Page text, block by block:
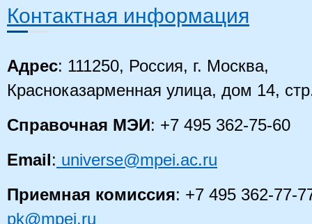
Контактная информация
Адрес: 111250, Россия, г. Москва,
Красноказарменная улица, дом 14,
Справочная МЭИ: +7 495 362-75-60
Email: universe@mpei.ac.ru
Приемная комиссия: +7 495 362-77-
pk@mpei.ru